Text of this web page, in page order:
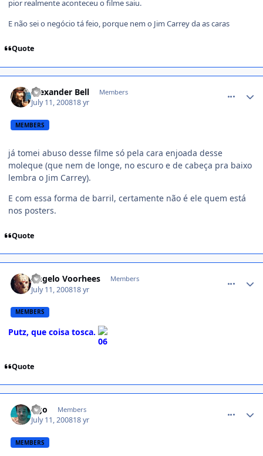
pior realmente aconteceu o filme saiu.
E não sei o negócio tá feio, porque nem o Jim Carrey da as caras
Quote
Alexander Bell Members
July 11, 200818 yr
MEMBERS
já tomei abuso desse filme só pela cara enjoada desse
moleque (que nem de longe, no escuro e de cabeça pra baixo
lembra o Jim Carrey).
E com essa forma de barril, certamente não é ele quem está
nos posters.
Quote
Angelo Voorhees Members
July 11, 200818 yr
MEMBERS
Putz, que coisa tosca.
Quote
tigo Members
July 11, 200818 yr
MEMBERS